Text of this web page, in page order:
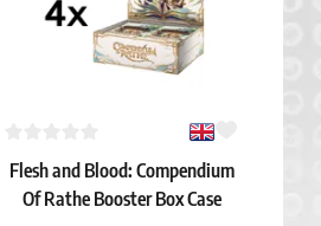
Flesh and Blood: Compendium
Of Rathe Booster Box Case